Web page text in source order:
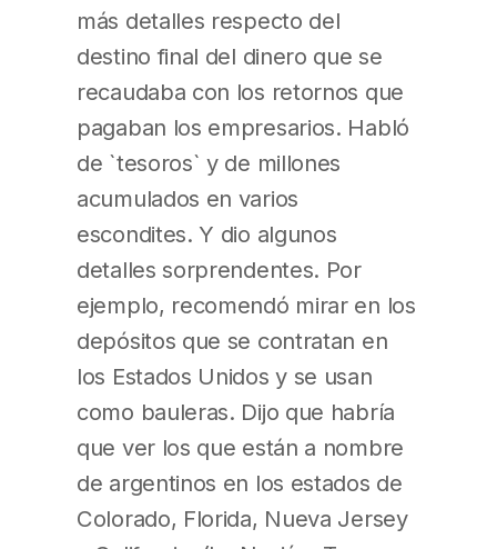
más detalles respecto del
destino final del dinero que se
recaudaba con los retornos que
pagaban los empresarios. Habló
de `tesoros` y de millones
acumulados en varios
escondites. Y dio algunos
detalles sorprendentes. Por
ejemplo, recomendó mirar en los
depósitos que se contratan en
los Estados Unidos y se usan
como bauleras. Dijo que habría
que ver los que están a nombre
de argentinos en los estados de
Colorado, Florida, Nueva Jersey